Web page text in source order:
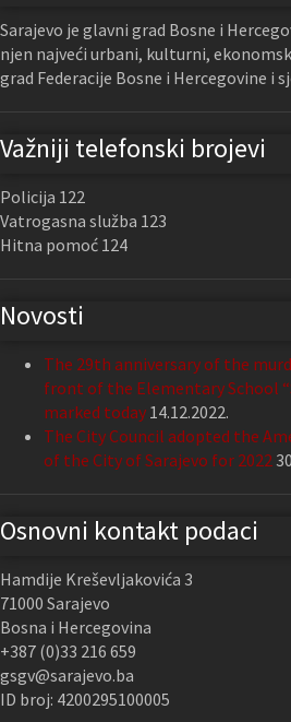
Sarajevo je glavni grad Bosne i
njen najveći urbani, kulturni,
grad Federacije Bosne i Hercegovine i
Važniji telefonski brojevi
Policija 122
Vatrogasna služba 123
Hitna pomoć 124
Novosti
The 29th anniversary of the
front of the Elementary School
marked today 14.12.2022.
The City Council adopted the
of the City of Sarajevo for 2022
Osnovni kontakt podaci
Hamdije Kreševljakovića 3
71000 Sarajevo
Bosna i Hercegovina
+387 (0)33 216 659
gsgv@sarajevo.ba
ID broj: 4200295100005